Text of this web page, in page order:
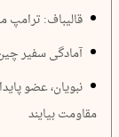
قالیباف: ترامپ
آمادگی سفیر
نبویان، عضو
مقاومت بیایند